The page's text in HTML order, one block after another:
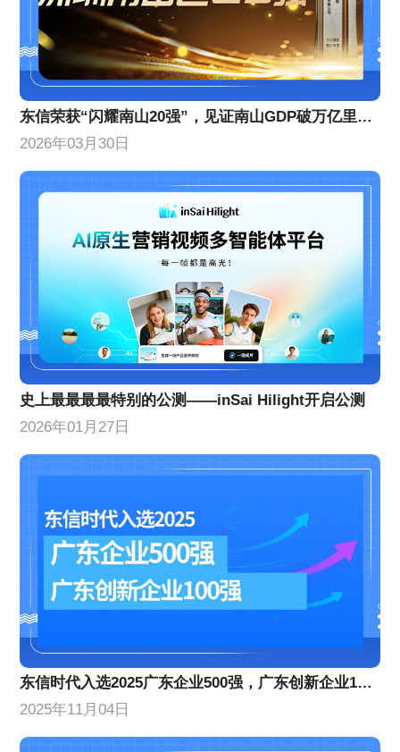
东信荣获“闪耀南山20强”，见证南山GDP破万亿里程碑！
2026年03月30日
史上最最最最特别的公测——inSai Hilight开启公测
2026年01月27日
东信时代入选2025广东企业500强，广东创新企业100强
2025年11月04日